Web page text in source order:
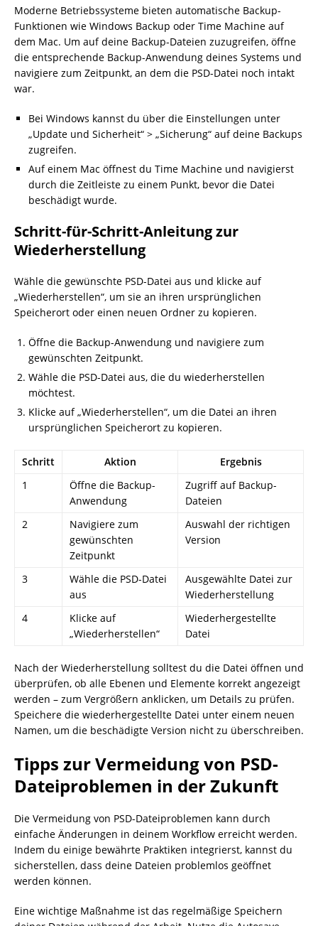
Moderne Betriebssysteme bieten automatische Backup-
Funktionen wie Windows Backup oder Time Machine auf
dem Mac. Um auf deine Backup-Dateien zuzugreifen, öffne
die entsprechende Backup-Anwendung deines Systems und
navigiere zum Zeitpunkt, an dem die PSD-Datei noch intakt
war.
Bei Windows kannst du über die Einstellungen unter
„Update und Sicherheit“ > „Sicherung“ auf deine Backups
zugreifen.
Auf einem Mac öffnest du Time Machine und navigierst
durch die Zeitleiste zu einem Punkt, bevor die Datei
beschädigt wurde.
Schritt-für-Schritt-Anleitung zur
Wiederherstellung
Wähle die gewünschte PSD-Datei aus und klicke auf
„Wiederherstellen“, um sie an ihren ursprünglichen
Speicherort oder einen neuen Ordner zu kopieren.
Öffne die Backup-Anwendung und navigiere zum
gewünschten Zeitpunkt.
Wähle die PSD-Datei aus, die du wiederherstellen
möchtest.
Klicke auf „Wiederherstellen“, um die Datei an ihren
ursprünglichen Speicherort zu kopieren.
Schritt Aktion
Ergebnis
1
Öffne die Backup-
Anwendung
Zugriff auf Backup-
Dateien
2
Navigiere zum
gewünschten
Zeitpunkt
Auswahl der richtigen
Version
3
Wähle die PSD-Datei
aus
Ausgewählte Datei zur
Wiederherstellung
4
Klicke auf
„Wiederherstellen“
Wiederhergestellte
Datei
Nach der Wiederherstellung solltest du die Datei öffnen und
überprüfen, ob alle Ebenen und Elemente korrekt angezeigt
werden – zum Vergrößern anklicken, um Details zu prüfen.
Speichere die wiederhergestellte Datei unter einem neuen
Namen, um die beschädigte Version nicht zu überschreiben.
Tipps zur Vermeidung von PSD-
Dateiproblemen in der Zukunft
Die Vermeidung von PSD-Dateiproblemen kann durch
einfache Änderungen in deinem Workflow erreicht werden.
Indem du einige bewährte Praktiken integrierst, kannst du
sicherstellen, dass deine Dateien problemlos geöffnet
werden können.
Eine wichtige Maßnahme ist das regelmäßige Speichern